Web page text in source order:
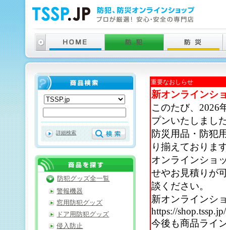
重要なおしらせ
新オンラインシ
このたび、2026
プンいたしまし
防災用品・防犯
り揃えておりま
オンラインショ
せやお見積りが
談ください。
新オンラインシ
https://shop.tssp.jp/
今後も商品ライ
詳細検索
防犯グッズ全一覧
警報機器
窓用防犯グッズ
ドア用防犯グッズ
侵入防止